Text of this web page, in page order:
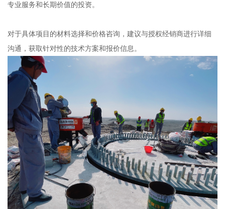
专业服务和长期价值的投资。
对于具体项目的材料选择和价格咨询，建议与授权经销商进行详细
沟通，获取针对性的技术方案和报价信息。